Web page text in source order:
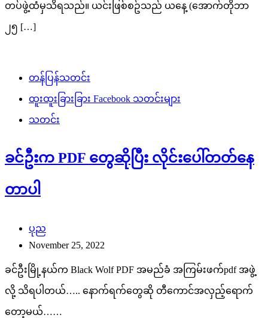
တပ်ဖွဲ့ထံမှသိရသည်။ ယင်းဖြစ်စဥ်သည် ယနေ့ (အောက်တိုဘာ
၂၅ […]
တန်ပြန်သတင်း
ထူးထူးခြားခြား Facebook သတင်းများ
သတင်း
ခင်ဦးက PDF တွေဆိုပြီး လိုင်းပေါ်တတ်နေ
တာပါ
ပုည
November 25, 2022
ခင်ဦးမြို့နယ်က Black Wolf PDF အမည်ခံ အကြမ်းဖက်pdf အဖွဲ့
လို့ သိရပါတယ်….. နောက်ရက်တွေဆို တီကောင်အလှည့်ရောက်
တော့မယ်……